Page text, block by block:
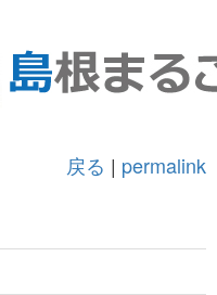
戻る | permalink